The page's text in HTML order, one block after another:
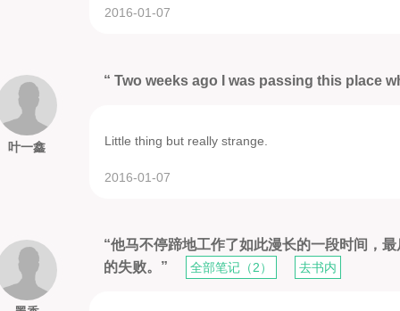
2016-01-07
叶一鑫
“ Two weeks ago I was passing this place
Little thing but really strange.
2016-01-07
“他马不停蹄地工作了如此漫长的一段时间，
的失败。”
全部笔记（2） 去书内